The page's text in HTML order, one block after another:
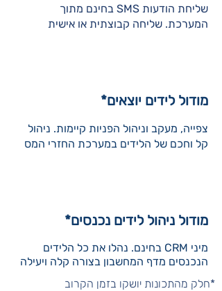
שליחת הודעות SMS בחינם מתוך
המערכת. שליחה קבוצתית או אישית
מודול לידים יוצאים*
צפייה, מעקב וניהול הפניות קיימות. ניהול
קל וחכם של הלידים במערכת החזרי המס
מודול ניהול לידים נכנסים*
מיני CRM בחינם. נהלו את כל הלידים
הנכנסים מדף המחשבון בצורה קלה ויעילה
*חלק מהתכונות יושקו בזמן הקרוב